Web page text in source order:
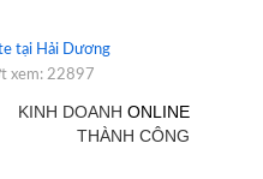
tại Hải Dương
xem: 22897
KINH DOANHONLINE
THÀNH CÔNG